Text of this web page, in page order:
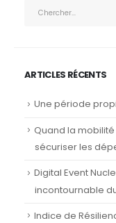
ARTICLES RÉCENTS
Une période
Quand la
sécuriser les
Digital Event
incontournable
Indice de